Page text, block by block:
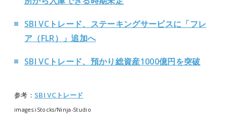
SBI VCトレード、ステーキングサービスに「フレ
ア（FLR）」追加へ
SBI VCトレード、預かり総資産1000億円を突破
参考： SBI VCトレード
images:iStocks/Ninja-Studio